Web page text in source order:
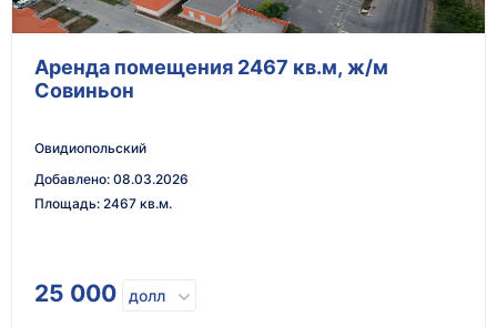
Аренда помещения 2467 кв.м, ж/м
Совиньон
Овидиопольский
Добавлено: 08.03.2026
Площадь: 2467 кв.м.
25 000 долл